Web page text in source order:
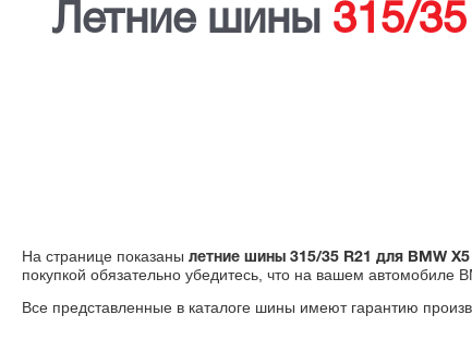
Летние шины 315/35
На странице показаны летние шины 315/35 R21 для BMW
покупкой обязательно убедитесь, что на вашем автомобиле
Все представленные в каталоге шины имеют гарантию